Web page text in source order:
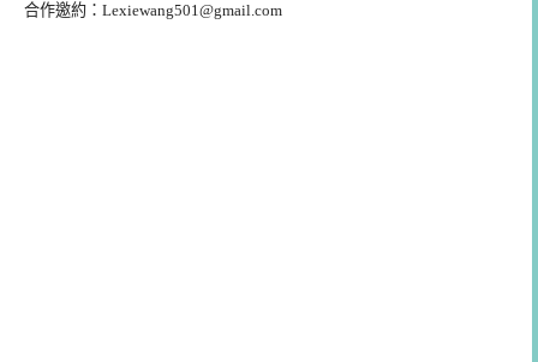
合作邀約： Lexiewang501@gmail.com